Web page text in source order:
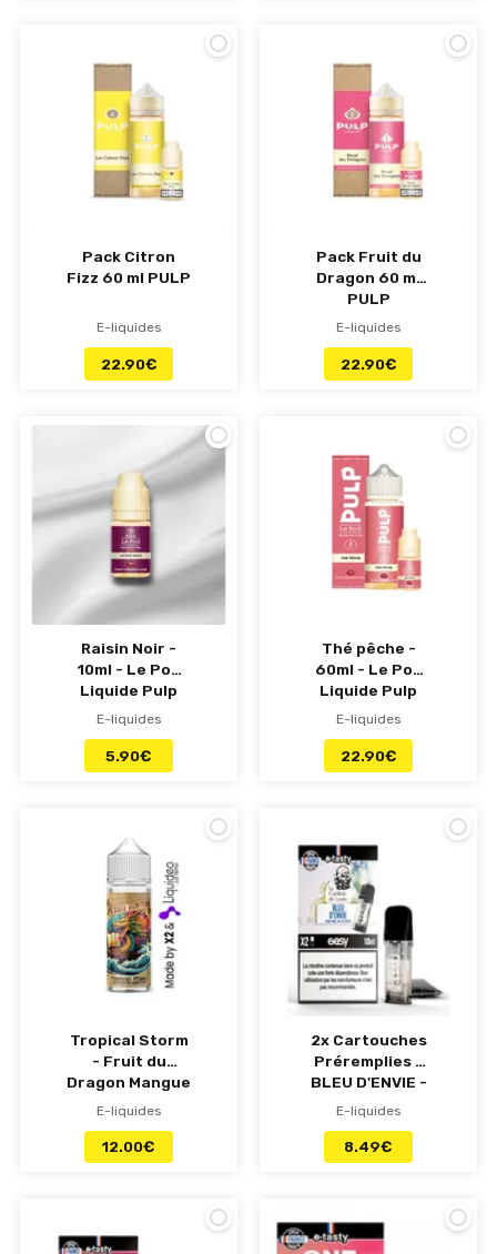
Pack Citron
Fizz 60 ml PULP
E-liquides
22.90€
Pack Fruit du
Dragon 60 ml
PULP
E-liquides
22.90€
Raisin Noir -
10ml - Le Pod
Liquide Pulp
E-liquides
5.90€
Thé pêche -
60ml - Le Pod
Liquide Pulp
E-liquides
22.90€
Tropical Storm
- Fruit du
Dragon Mangue
Litchi - 50 ml
E-liquides
12.00€
2x Cartouches
Préremplies -
BLEU D'ENVIE -
Easy POD e-
E-liquides
8.49€